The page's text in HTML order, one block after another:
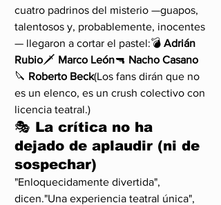
cuatro padrinos del misterio —guapos,
talentosos y, probablemente, inocentes
— llegaron a cortar el pastel:💣 Adrián
Rubio🗡 Marco León🔫 Nacho Casano
🔪 Roberto Beck(Los fans dirán que no
es un elenco, es un crush colectivo con
licencia teatral.)
🎭 La crítica no ha
dejado de aplaudir (ni de
sospechar)
"Enloquecidamente divertida",
dicen."Una experiencia teatral única",